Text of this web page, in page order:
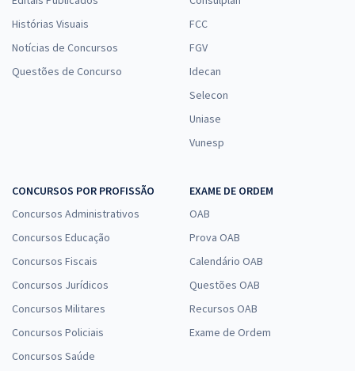
Histórias Visuais
Notícias de Concursos
Questões de Concurso
FCC
FGV
Idecan
Selecon
Uniase
Vunesp
CONCURSOS POR PROFISSÃO
Concursos Administrativos
Concursos Educação
Concursos Fiscais
Concursos Jurídicos
Concursos Militares
Concursos Policiais
Concursos Saúde
EXAME DE ORDEM
OAB
Prova OAB
Calendário OAB
Questões OAB
Recursos OAB
Exame de Ordem